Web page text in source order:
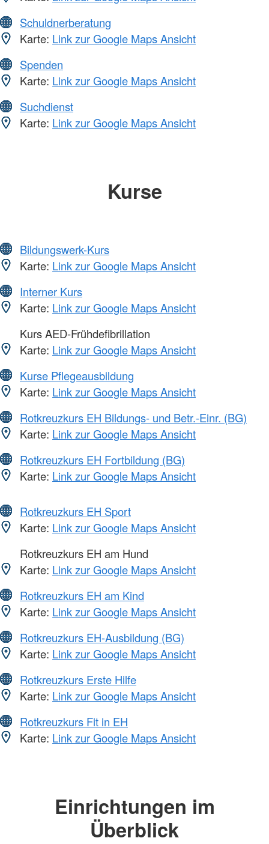
Schuldnerberatung
Karte: Link zur Google Maps Ansicht
Spenden
Karte: Link zur Google Maps Ansicht
Suchdienst
Karte: Link zur Google Maps Ansicht
Kurse
Bildungswerk-Kurs
Karte: Link zur Google Maps Ansicht
Interner Kurs
Karte: Link zur Google Maps Ansicht
Kurs AED-Frühdefibrillation
Karte: Link zur Google Maps Ansicht
Kurse Pflegeausbildung
Karte: Link zur Google Maps Ansicht
Rotkreuzkurs EH Bildungs- und Betr.-Einr. (BG)
Karte: Link zur Google Maps Ansicht
Rotkreuzkurs EH Fortbildung (BG)
Karte: Link zur Google Maps Ansicht
Rotkreuzkurs EH Sport
Karte: Link zur Google Maps Ansicht
Rotkreuzkurs EH am Hund
Karte: Link zur Google Maps Ansicht
Rotkreuzkurs EH am Kind
Karte: Link zur Google Maps Ansicht
Rotkreuzkurs EH-Ausbildung (BG)
Karte: Link zur Google Maps Ansicht
Rotkreuzkurs Erste Hilfe
Karte: Link zur Google Maps Ansicht
Rotkreuzkurs Fit in EH
Karte: Link zur Google Maps Ansicht
Einrichtungen im
Überblick